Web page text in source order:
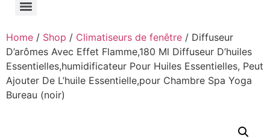
Home / Shop / Climatiseurs de fenêtre / Diffuseur
D’arômes Avec Effet Flamme,180 Ml Diffuseur D’huiles
Essentielles,humidificateur Pour Huiles Essentielles, Peut
Ajouter De L’huile Essentielle,pour Chambre Spa Yoga
Bureau (noir)